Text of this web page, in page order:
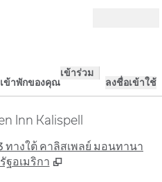
ข้าพักของคุณ
เข้าร่วม
ลงชื่อเข้าใช้
Inn Kalispell
ทางใต้ คาลิสเพลย์ มอนทานา
ฐอเมริกา